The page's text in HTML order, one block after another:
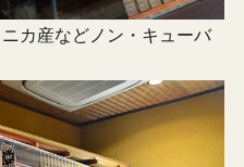
カ産などノン・キューバ